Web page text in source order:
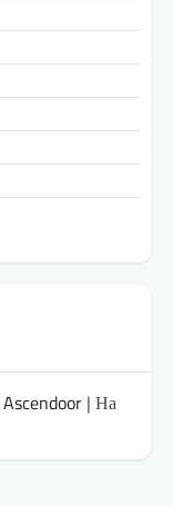
Ascendoor | На